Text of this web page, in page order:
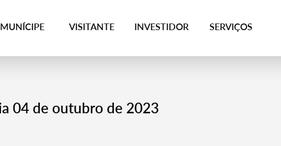
MUNÍCIPE VISITANTE INVESTIDOR SERVIÇOS
04 de outubro de 2023